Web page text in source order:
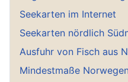
Seekarten im Internet
Seekarten nördlich
Ausfuhr von Fisch aus
Mindestmaße